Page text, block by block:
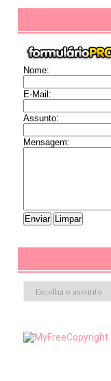
Nome:
E-Mail:
Assunto:
Mensagem: